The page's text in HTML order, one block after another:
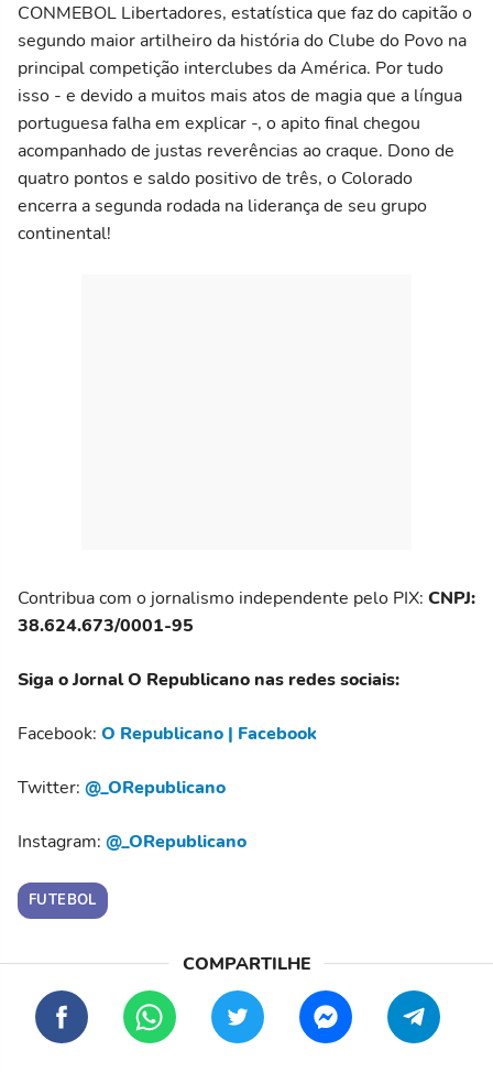
CONMEBOL Libertadores, estatística que faz do capitão o
segundo maior artilheiro da história do Clube do Povo na
principal competição interclubes da América. Por tudo
isso - e devido a muitos mais atos de magia que a língua
portuguesa falha em explicar -, o apito final chegou
acompanhado de justas reverências ao craque. Dono de
quatro pontos e saldo positivo de três, o Colorado
encerra a segunda rodada na liderança de seu grupo
continental!
Contribua com o jornalismo independente pelo PIX: CNPJ:
38.624.673/0001-95
Siga o Jornal O Republicano nas redes sociais:
Facebook: O Republicano | Facebook
Twitter: @_ORepublicano
Instagram: @_ORepublicano
FUTEBOL